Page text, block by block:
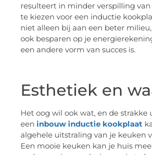
resulteert in minder verspilling van
te kiezen voor een inductie
niet alleen bij aan een beter
ook besparen op je
een andere vorm van succes is.
Esthetiek en
Het oog wil ook wat, en de strakke
een inbouw inductie kookplaat
algehele uitstraling van je keuken
Een mooie keuken kan je huis